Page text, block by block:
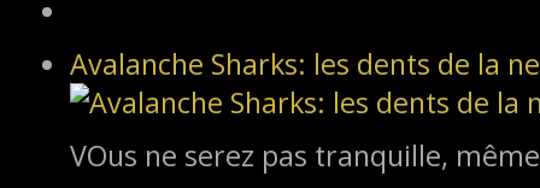
Avalanche Sharks: les dents de la
VOus ne serez pas tranquille,